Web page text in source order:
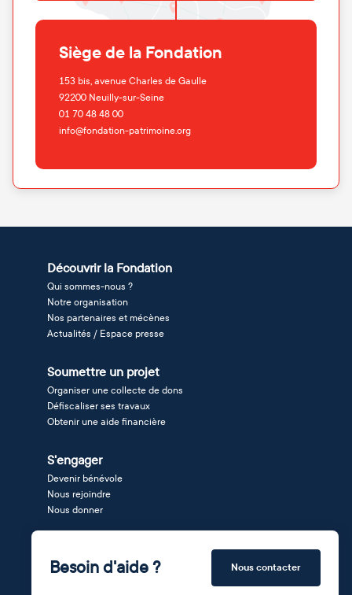
Siège de la Fondation
153 bis, avenue Charles de Gaulle
92200 Neuilly-sur-Seine
01 70 48 48 00
info@fondation-patrimoine.org
Découvrir la Fondation
Qui sommes-nous ?
Notre organisation
Nos partenaires et mécènes
Actualités / Espace presse
Soumettre un projet
Organiser une collecte de dons
Défiscaliser ses travaux
Obtenir une aide financière
S'engager
Devenir bénévole
Nous rejoindre
Nous donner
Besoin d'aide ? Nous contacter